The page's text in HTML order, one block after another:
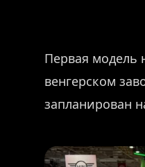
Первая модель
венгерском
запланирован